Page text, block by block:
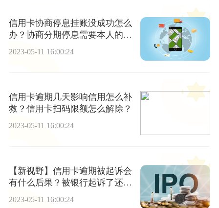
信用卡协商停息挂账没成功怎么
办？协商分期停息需要本人的号
2023-05-11 16:00:24
信用卡逾期几天影响信用怎么补
救？信用卡扫码限额怎么解除？
2023-05-11 16:00:24
【新视野】信用卡逾期被起诉会
有什么后果？被银行起诉了还是
没钱还怎么办
2023-05-11 16:00:24